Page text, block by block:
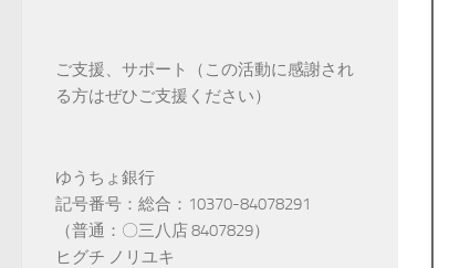
ご支援、サポート（この活動に感謝され
る方はぜひご支援ください）
ゆうちょ銀行
記号番号：総合：10370-84078291
（普通：〇三八店 8407829）
ヒグチ ノリユキ